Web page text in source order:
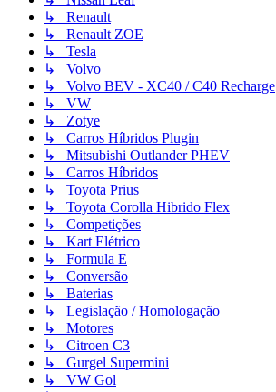
↳ Renault
↳ Renault ZOE
↳ Tesla
↳ Volvo
↳ Volvo BEV - XC40 / C40 Recharge
↳ VW
↳ Zotye
↳ Carros Híbridos Plugin
↳ Mitsubishi Outlander PHEV
↳ Carros Híbridos
↳ Toyota Prius
↳ Toyota Corolla Hibrido Flex
↳ Competições
↳ Kart Elétrico
↳ Formula E
↳ Conversão
↳ Baterias
↳ Legislação / Homologação
↳ Motores
↳ Citroen C3
↳ Gurgel Supermini
↳ VW Gol